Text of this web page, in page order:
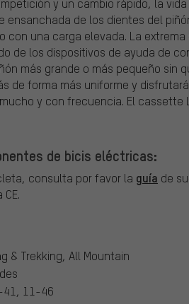
y un cambio rápido, la
ensanchada de los dientes del
una carga elevada. La extrema
de los dispositivos de ayuda de
más grande o más pequeño sin
de forma más uniforme y
y con frecuencia. El cassette
de bicis eléctricas:
consulta por favor la guía de
& Trekking, All Mountain
11-46